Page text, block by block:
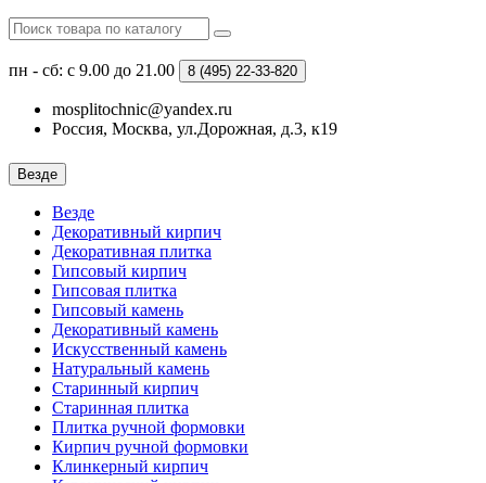
пн - сб: с 9.00 до 21.00 8 (495) 22-33-820
mosplitochnic@yandex.ru
Россия, Москва, ул.Дорожная, д.3, к19
Везде
Везде
Декоративный кирпич
Декоративная плитка
Гипсовый кирпич
Гипсовая плитка
Гипсовый камень
Декоративный камень
Искусственный камень
Натуральный камень
Старинный кирпич
Старинная плитка
Плитка ручной формовки
Кирпич ручной формовки
Клинкерный кирпич